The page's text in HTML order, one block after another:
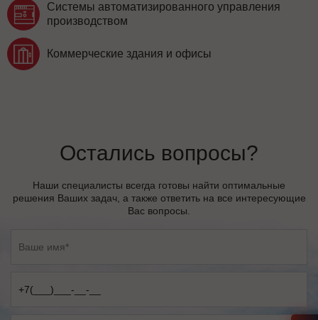
Системы автоматизированного управления
производством
Коммерческие здания и офисы
Остались вопросы?
Наши специалисты всегда готовы найти оптимальные
решения Ваших задач, а также ответить на все интересующие
Вас вопросы.